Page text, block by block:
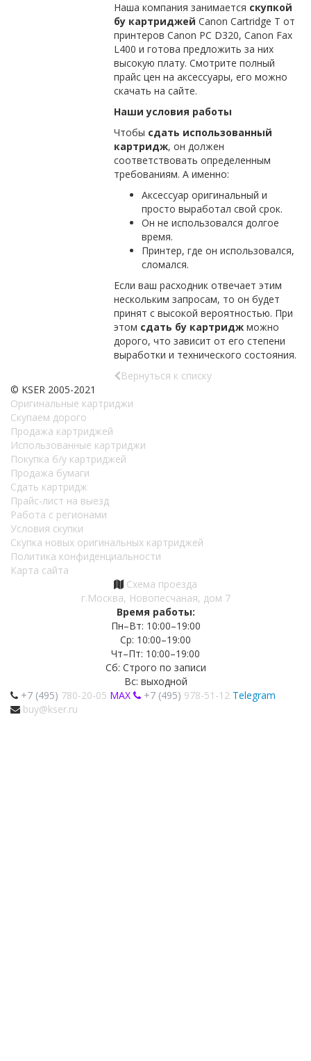
Наша компания занимается скупкой
бу картриджей Canon Cartridge T от
принтеров Canon PC D320, Canon Fax
L400 и готова предложить за них
высокую плату. Смотрите полный
прайс цен на аксессуары, его можно
скачать на сайте.
Наши условия работы
Чтобы сдать использованный
картридж, он должен
соответствовать определенным
требованиям. А именно:
Аксессуар оригинальный и
просто выработал свой срок.
Он не использовался долгое
время.
Принтер, где он использовался,
сломался.
Если ваш расходник отвечает этим
нескольким запросам, то он будет
принят с высокой вероятностью. При
этом сдать бу картридж можно
дорого, что зависит от его степени
выработки и технического состояния.
Вернуться к списку
© KSER 2005-2021
Оригинальные картриджи
Скупаем дорого
Продажа картриджей
Использованные картриджи
Покупка б/у картриджей
Продажа бумаги
Сдать картридж
Прайс-лист на выезд
Работа с регионами
Условия скупки
Скупка новых оригинальных картриджей
Политика конфиденциальности
Карта сайта
Схема проезда
г.Москва, Новопесчаная, дом 7
Время работы:
Пн–Вт: 10:00–19:00
Ср: 10:00–19:00
Чт–Пт: 10:00–19:00
Сб: Строго по записи
Вс: выходной
+7 (495) 780-20-05 MAX +7 (495) 978-51-12 Telegram
buy@kser.ru